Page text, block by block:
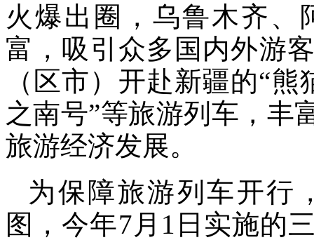
火爆出圈，乌鲁木齐、
富，吸引众多国内外游
（区市）开赴新疆的“
之南号”等旅游列车，丰
旅游经济发展。
为保障旅游列车开行
图，今年7月1日实施的